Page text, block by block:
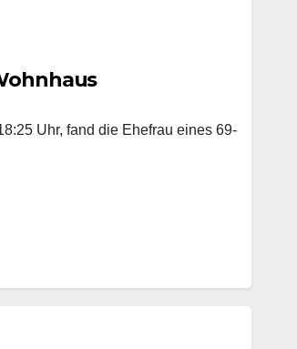
Uhr, fand die Ehefrau eines 69-